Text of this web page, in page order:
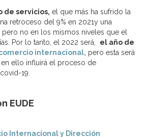
de servicios, el que más ha sufrido la
retroceso del 9% en 2021y una
no en los mismos niveles que el
Por lo tanto, el 2022 será, el año de
internacional, pero esta será
ello influirá el proceso de
19.
EUDE
Internacional y Dirección